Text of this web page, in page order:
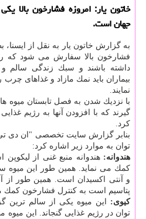
خاتون یار: امروزه فشارخون بالا
جهان است.
به گزارش خاتون یار به نقل از ایسنا،
فشارخون بالا سفارش می شود كه
داشته باشند و سبك زندگی سالم و
بیماران باید نمك مازاد و غذاهای
نمایند.
با نزدیك شدن به فصل تابستان میوه
گیرند كه با افزودن آنها به رژیم
كرد.
بنابر گزارش سایت تخصصی "ان دی
توان به موارد زیر اشاره كرد:
هندوانه:هندوانه منبع غنی از
و آنتی اكسیدان است. همین طور از
پتاسیم است به كنترل فشارخون كمك
كیوی:
این میوه یكی از سالم
توان در رژیم غذایی گنجاند. این میوه